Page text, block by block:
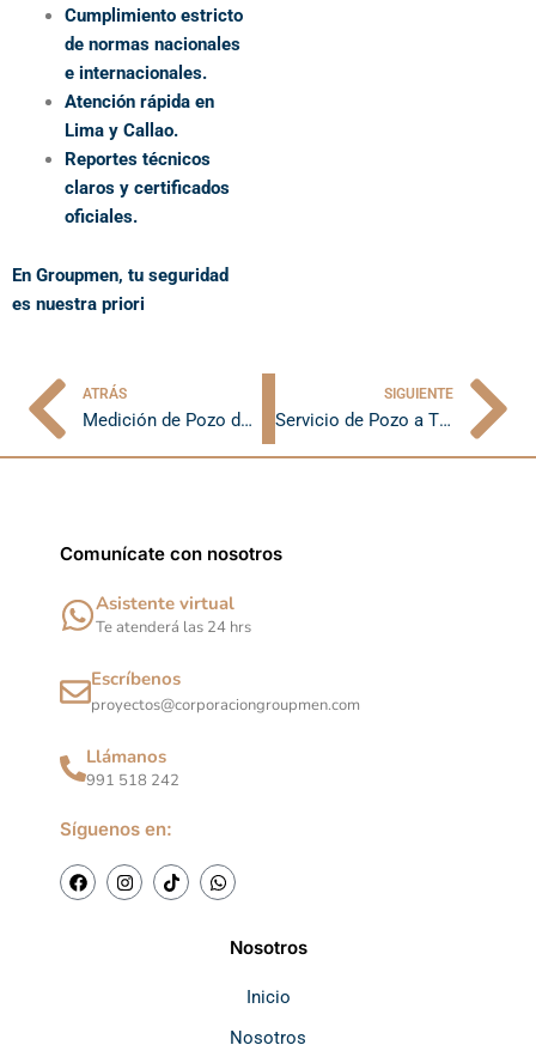
Cumplimiento estricto
de normas nacionales
e internacionales.
Atención rápida en
Lima y Callao.
Reportes técnicos
claros y certificados
oficiales.
En Groupmen, tu seguridad
es nuestra priori
Ant
ATRÁS
Medición de Pozo de Tierra: Asegura la Seguridad de tu Instalación Eléctrica | Groupmen
SIGUIENTE
Servicio de Pozo a Tierra en Lima | Instalación y Mantenimiento Profesional – Groupmen
Comunícate con nosotros
Asistente virtual
Te atenderá las 24 hrs
Escríbenos
proyectos@corporaciongroupmen.com
Llámanos
991 518 242
Síguenos en:
F
a
c
I
n
s
T
i
k
W
h
a
Nosotros
Inicio
Nosotros